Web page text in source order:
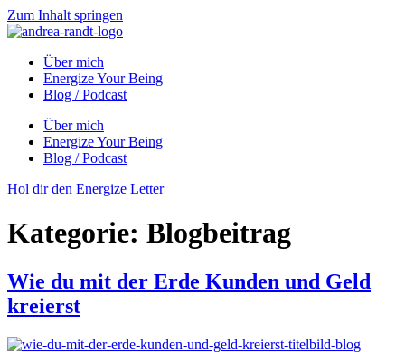
Zum Inhalt springen
Über mich
Energize Your Being
Blog / Podcast
Über mich
Energize Your Being
Blog / Podcast
Hol dir den Energize Letter
Kategorie: Blogbeitrag
Wie du mit der Erde Kunden und Geld
kreierst